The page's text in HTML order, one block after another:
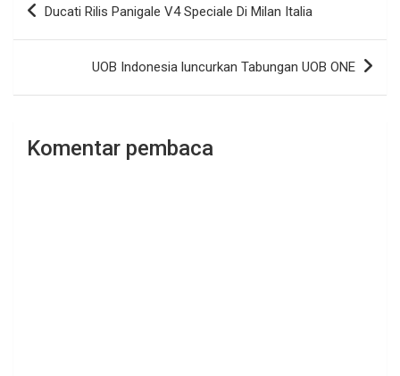
pos
Ducati Rilis Panigale V4 Speciale Di Milan Italia
UOB Indonesia luncurkan Tabungan UOB ONE
Komentar pembaca